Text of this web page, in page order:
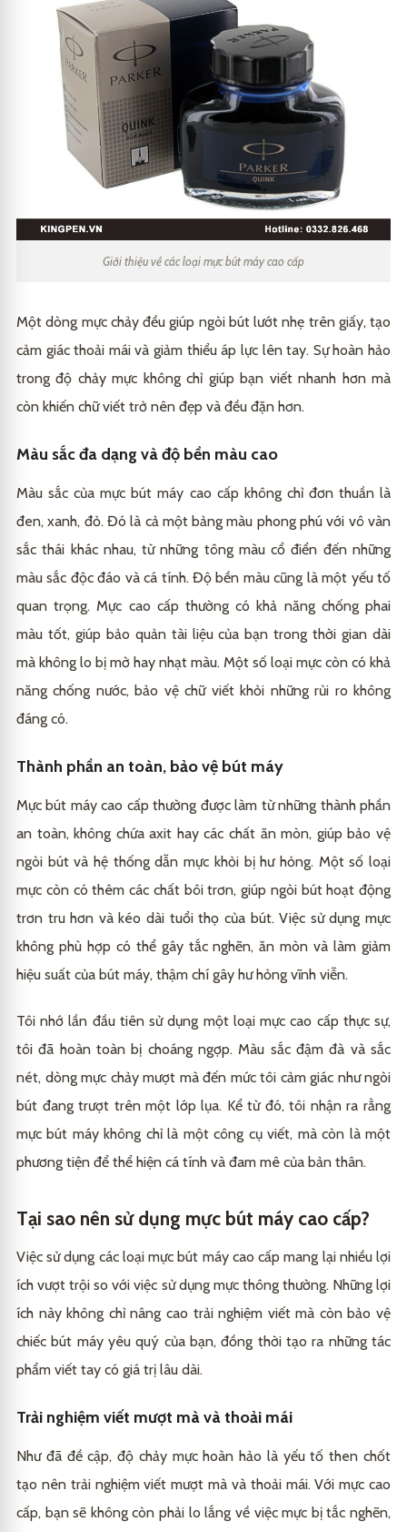
Giới thiệu về các loại mực bút máy cao cấp
Một dòng mực chảy đều giúp ngòi bút lướt nhẹ trên giấy, tạo
cảm giác thoải mái và giảm thiểu áp lực lên tay. Sự hoàn hảo
trong độ chảy mực không chỉ giúp bạn viết nhanh hơn mà
còn khiến chữ viết trở nên đẹp và đều đặn hơn.
Màu sắc đa dạng và độ bền màu cao
Màu sắc của mực bút máy cao cấp không chỉ đơn thuần là
đen, xanh, đỏ. Đó là cả một bảng màu phong phú với vô vàn
sắc thái khác nhau, từ những tông màu cổ điển đến những
màu sắc độc đáo và cá tính. Độ bền màu cũng là một yếu tố
quan trọng. Mực cao cấp thường có khả năng chống phai
màu tốt, giúp bảo quản tài liệu của bạn trong thời gian dài
mà không lo bị mờ hay nhạt màu. Một số loại mực còn có khả
năng chống nước, bảo vệ chữ viết khỏi những rủi ro không
đáng có.
Thành phần an toàn, bảo vệ bút máy
Mực bút máy cao cấp thường được làm từ những thành phần
an toàn, không chứa axit hay các chất ăn mòn, giúp bảo vệ
ngòi bút và hệ thống dẫn mực khỏi bị hư hỏng. Một số loại
mực còn có thêm các chất bôi trơn, giúp ngòi bút hoạt động
trơn tru hơn và kéo dài tuổi thọ của bút. Việc sử dụng mực
không phù hợp có thể gây tắc nghẽn, ăn mòn và làm giảm
hiệu suất của bút máy, thậm chí gây hư hỏng vĩnh viễn.
Tôi nhớ lần đầu tiên sử dụng một loại mực cao cấp thực sự,
tôi đã hoàn toàn bị choáng ngợp. Màu sắc đậm đà và sắc
nét, dòng mực chảy mượt mà đến mức tôi cảm giác như ngòi
bút đang trượt trên một lớp lụa. Kể từ đó, tôi nhận ra rằng
mực bút máy không chỉ là một công cụ viết, mà còn là một
phương tiện để thể hiện cá tính và đam mê của bản thân.
Tại sao nên sử dụng mực bút máy cao cấp?
Việc sử dụng các loại mực bút máy cao cấp mang lại nhiều lợi
ích vượt trội so với việc sử dụng mực thông thường. Những lợi
ích này không chỉ nâng cao trải nghiệm viết mà còn bảo vệ
chiếc bút máy yêu quý của bạn, đồng thời tạo ra những tác
phẩm viết tay có giá trị lâu dài.
Trải nghiệm viết mượt mà và thoải mái
Như đã đề cập, độ chảy mực hoàn hảo là yếu tố then chốt
tạo nên trải nghiệm viết mượt mà và thoải mái. Với mực cao
cấp, bạn sẽ không còn phải lo lắng về việc mực bị tắc nghẽn,